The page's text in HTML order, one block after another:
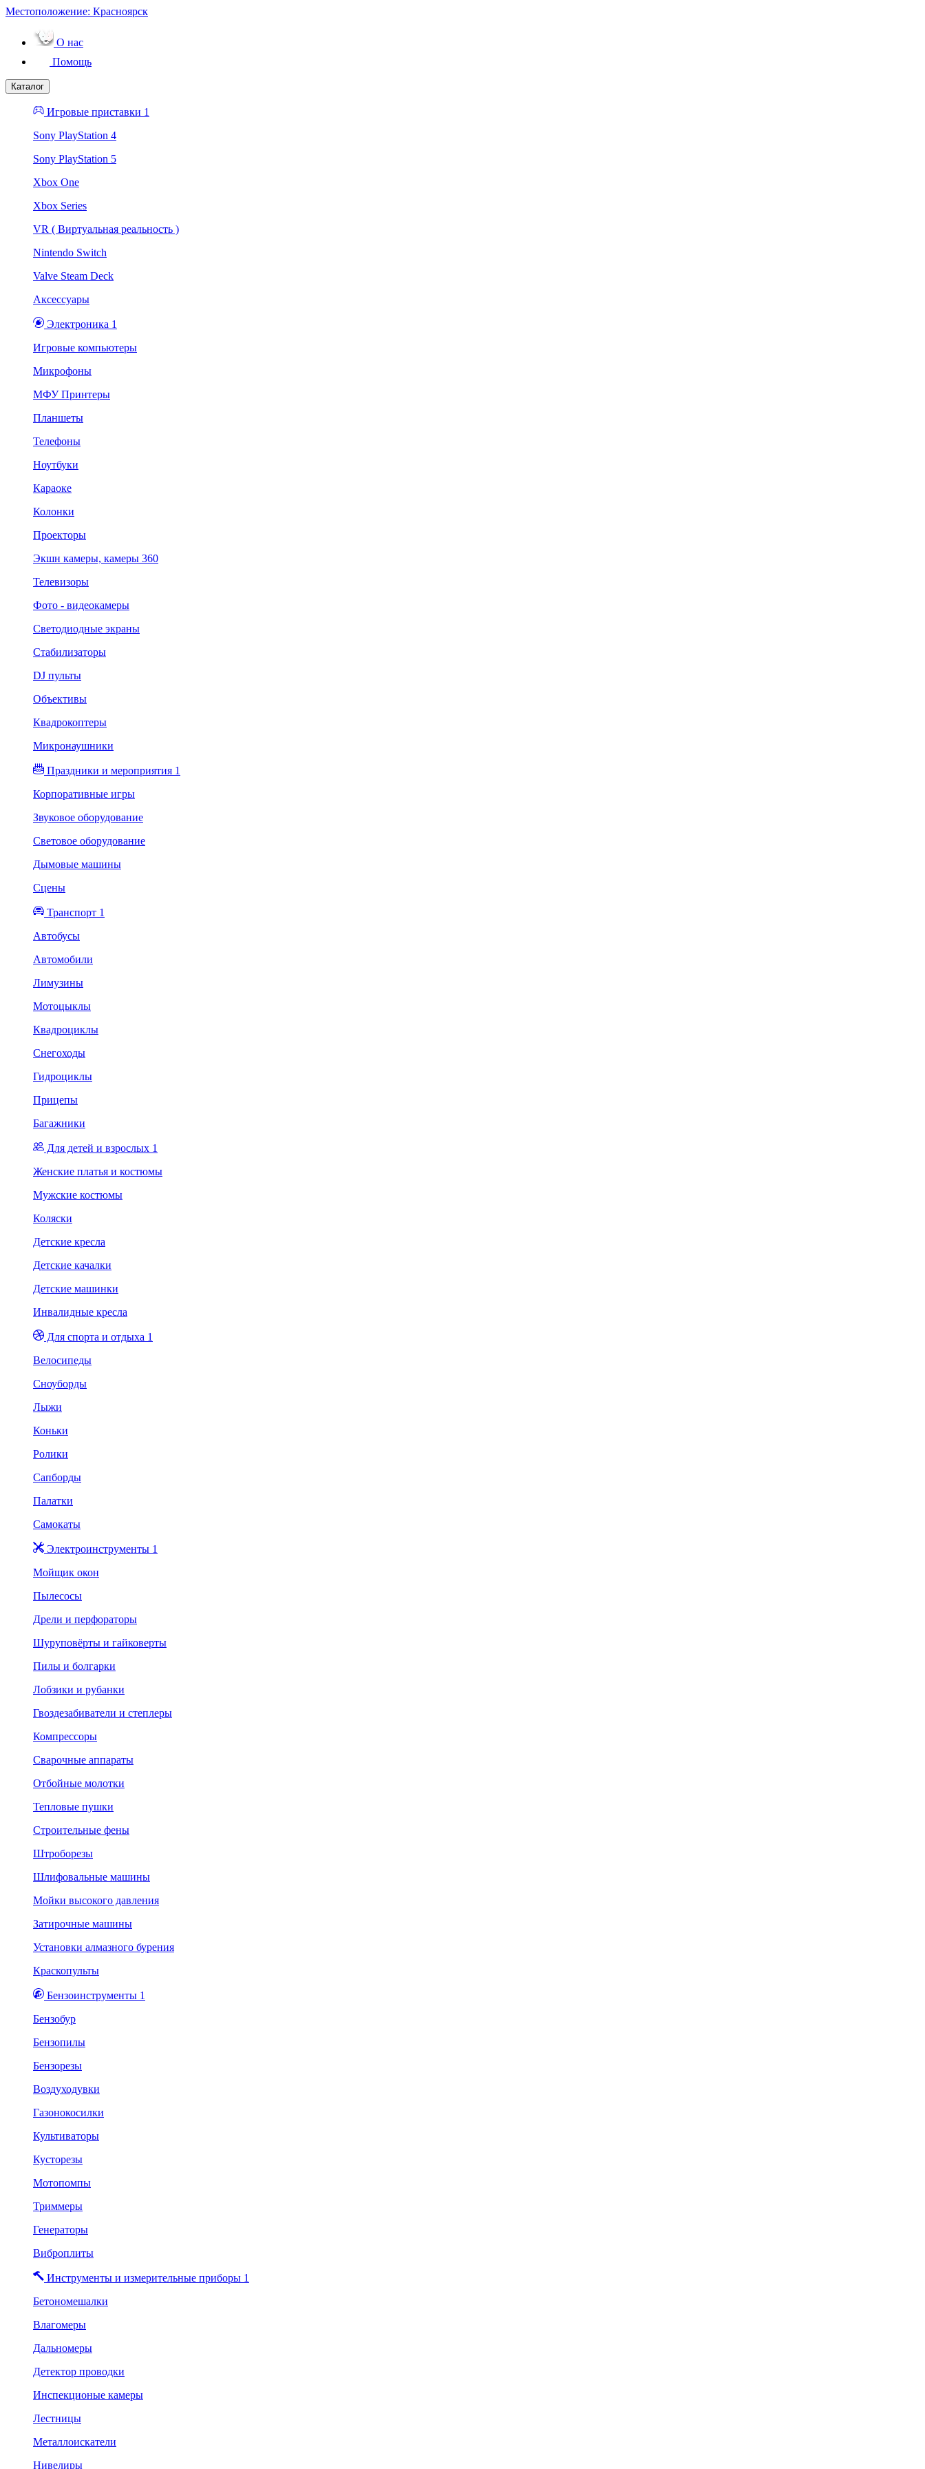
Местоположение: Красноярск
О нас
Помощь
Каталог
Игровые приставки 1
Sony PlayStation 4
Sony PlayStation 5
Xbox One
Xbox Series
VR ( Виртуальная реальность )
Nintendo Switch
Valve Steam Deck
Аксессуары
Электроника 1
Игровые компьютеры
Микрофоны
МФУ Принтеры
Планшеты
Телефоны
Ноутбуки
Караоке
Колонки
Проекторы
Экшн камеры, камеры 360
Телевизоры
Фото - видеокамеры
Светодиодные экраны
Стабилизаторы
DJ пульты
Объективы
Квадрокоптеры
Микронаушники
Праздники и мероприятия 1
Корпоративные игры
Звуковое оборудование
Световое оборудование
Дымовые машины
Сцены
Транспорт 1
Автобусы
Автомобили
Лимузины
Мотоцыклы
Квадроциклы
Снегоходы
Гидроциклы
Прицепы
Багажники
Для детей и взрослых 1
Женские платья и костюмы
Мужские костюмы
Коляски
Детские кресла
Детские качалки
Детские машинки
Инвалидные кресла
Для спорта и отдыха 1
Велосипеды
Сноуборды
Лыжи
Коньки
Ролики
Сапборды
Палатки
Самокаты
Электроинструменты 1
Мойщик окон
Пылесосы
Дрели и перфораторы
Шуруповёрты и гайковерты
Пилы и болгарки
Лобзики и рубанки
Гвоздезабиватели и степлеры
Компрессоры
Сварочные аппараты
Отбойные молотки
Тепловые пушки
Строительные фены
Штроборезы
Шлифовальные машины
Мойки высокого давления
Затирочные машины
Установки алмазного бурения
Краскопульты
Бензоинструменты 1
Бензобур
Бензопилы
Бензорезы
Воздуходувки
Газонокосилки
Культиваторы
Кусторезы
Мотопомпы
Триммеры
Генераторы
Виброплиты
Инструменты и измерительные приборы 1
Бетономешалки
Влагомеры
Дальномеры
Детектор проводки
Инспекционые камеры
Лестницы
Металлоискатели
Нивелиры